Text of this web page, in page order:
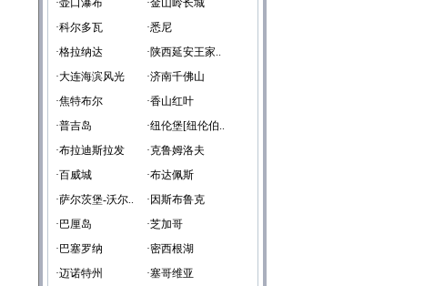
·壶口瀑布
·金山岭长城
·科尔多瓦
·悉尼
·格拉纳达
·陕西延安王家..
·大连海滨风光
·济南千佛山
·焦特布尔
·香山红叶
·普吉岛
·纽伦堡[纽伦伯..
·布拉迪斯拉发
·克鲁姆洛夫
·百威城
·布达佩斯
·萨尔茨堡-沃尔..
·因斯布鲁克
·巴厘岛
·芝加哥
·巴塞罗纳
·密西根湖
·迈诺特州
·塞哥维亚